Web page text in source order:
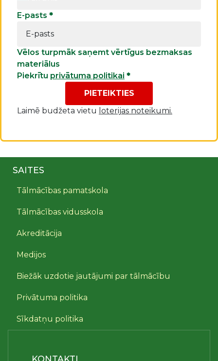
E-pasts *
Vēlos turpmāk saņemt vērtīgus bezmaksas
materiālus
Piekrītu privātuma politikai *
PIETEIKTIES
Laimē budžeta vietu loterijas noteikumi.
SAITES
Tālmācības pamatskola
Tālmācības vidusskola
Akreditācija
Medijos
Biežāk uzdotie jautājumi par tālmācību
Privātuma politika
Sīkdatņu politika
KONTAKTI